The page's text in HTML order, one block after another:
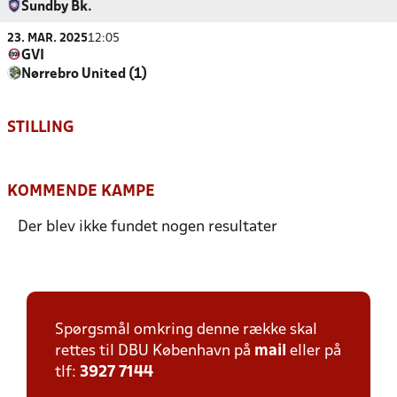
Sundby Bk.
23. MAR. 202512:05
GVI
Nørrebro United (1)
STILLING
KOMMENDE KAMPE
Der blev ikke fundet nogen resultater
Spørgsmål omkring denne række skal
rettes til DBU København på mail eller på
tlf: 3927 7144